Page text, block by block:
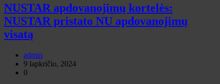
NUSTAR apdovanojimų kortelės:
NUSTAR pristato NU apdovanojimų
visatą
admin
9 lapkričio, 2024
0